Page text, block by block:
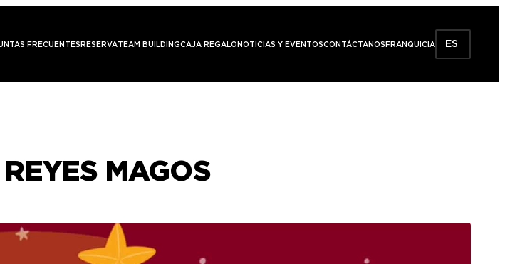
FRECUENTES RESERVATEAM BUILDINGCAJA REGALO NOTICIAS Y EVENTOSCONTÁCTANOS FRANQUICIA ES
MAGOS